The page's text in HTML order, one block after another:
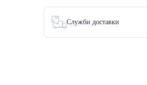
Служби доставки